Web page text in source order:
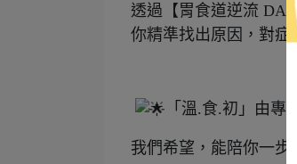
透過【胃食道逆流 DAC
你精準找出原因，對症
「溫.食.初」由
我們希望，能陪你一步